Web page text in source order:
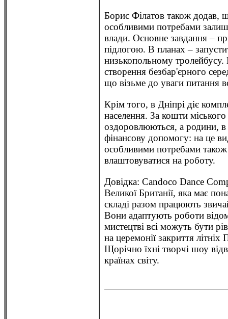
Борис Філатов також додав,
особливими потребами
влади. Основне завдання –
підлогою. В планах –
низькопольному тролейбусу.
створення безбар'єрного
що візьме до уваги питання
Крім того, в Дніпрі діє
населення. За кошти
оздоровлюються, а родини, в
фінансову допомогу: на це
особливими потребами
влаштовуватися на роботу.
Довідка: Candoco Dance
Великої Британії, яка має
складі разом працюють
Вони адаптують роботи
мистецтві всі можуть бути
на церемонії закриття
Щорічно їхні творчі шоу
країнах світу.